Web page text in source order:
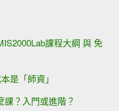
課程大綱 與 免
是「師資」
課？入門或進階？